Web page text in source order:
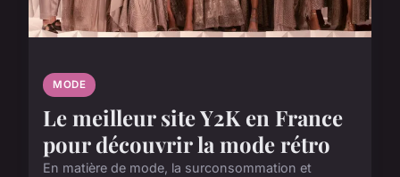
MODE
Le meilleur site Y2K en France
pour découvrir la mode rétro
En matière de mode, la surconsommation et